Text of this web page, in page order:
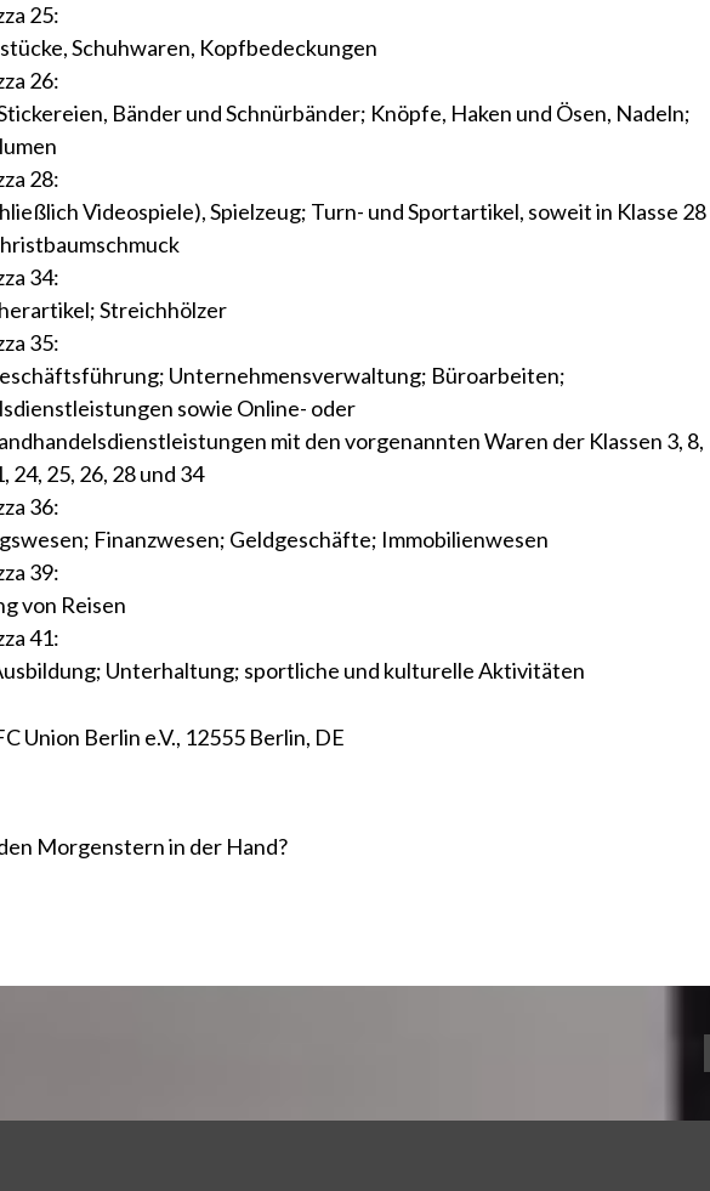
25:
Schuhwaren, Kopfbedeckungen
26:
Bänder und Schnürbänder; Knöpfe, Haken und Ösen, Nadeln;
28:
Videospiele), Spielzeug; Turn- und Sportartikel, soweit in Klasse 28
34:
Streichhölzer
35:
Unternehmensverwaltung; Büroarbeiten;
sowie Online- oder
mit den vorgenannten Waren der Klassen 3, 8,
24, 25, 26, 28 und 34
36:
Finanzwesen; Geldgeschäfte; Immobilienwesen
39:
von Reisen
41:
Unterhaltung; sportliche und kulturelle Aktivitäten
Union Berlin e.V., 12555 Berlin, DE
Morgenstern in der Hand?